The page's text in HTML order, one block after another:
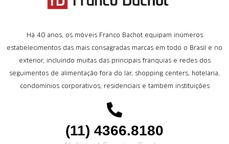
Há 40 anos, os móveis Franco Bachot equipam inúmeros
estabelecimentos das mais consagradas marcas em todo o Brasil e no
exterior, incluindo muitas das principais franquias e redes dos
seguimentos de alimentação fora do lar, shopping centers, hotelaria,
condomínios corporativos, residenciais e também instituições
(11) 4366.8180